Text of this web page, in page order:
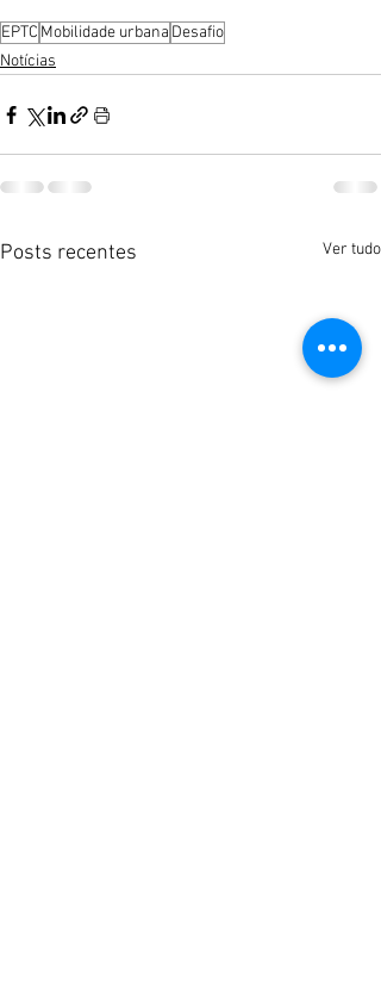
EPTC Mobilidade urbana Desafio
Notícias
Posts recentes Ver tudo